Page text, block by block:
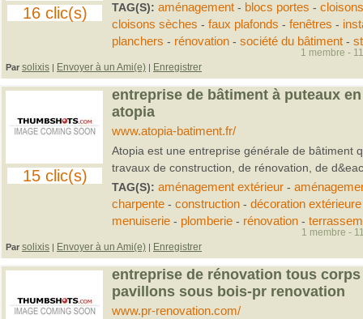
16 clic(s)
TAG(S): aménagement- blocs portes - cloisons
cloisons sèches - faux plafonds - fenêtres -
planchers - rénovation- société du bâtiment-
Par solixis | Envoyer à un Ami(e) | Enregistrer
1 membre -
15 clic(s)
entreprise de bâtiment à puteaux
atopia
www.atopia-batiment.fr/
Atopia est une entreprise générale de bâtiment
travaux de construction, de rénovation, de
TAG(S): aménagement extérieur-
charpente- construction- décoration extérieure
menuiserie- plomberie- rénovation-
Par solixis | Envoyer à un Ami(e) | Enregistrer
1 membre -
entreprise de rénovation tous
pavillons sous bois-pr renovation
www.pr-renovation.com/